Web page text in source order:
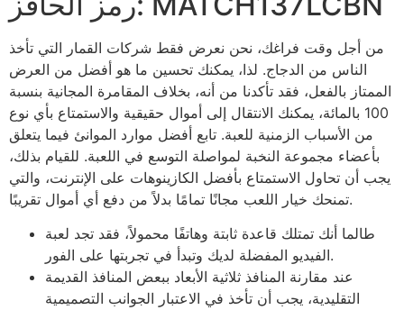
من أجل وقت فراغك، نحن نعرض فقط شركات القمار التي تأخذ
الناس من الدجاج. لذا، يمكنك تحسين ما هو أفضل من العرض
الممتاز بالفعل، فقد تأكدنا من أنه، بخلاف المقامرة المجانية بنسبة
100 بالمائة، يمكنك الانتقال إلى أموال حقيقية والاستمتاع بأي نوع
من الأسباب الزمنية للعبة. تابع أفضل موارد الموانئ فيما يتعلق
بأعضاء مجموعة النخبة لمواصلة التوسع في اللعبة. للقيام بذلك،
يجب أن تحاول الاستمتاع بأفضل الكازينوهات على الإنترنت، والتي
تمنحك خيار اللعب مجانًا تمامًا بدلاً من دفع أي أموال تقريبًا.
طالما أنك تمتلك قاعدة ثابتة وهاتفًا محمولاً، فقد تجد لعبة
الفيديو المفضلة لديك وتبدأ في تجربتها على الفور.
عند مقارنة المنافذ ثلاثية الأبعاد ببعض المنافذ القديمة
التقليدية، يجب أن تأخذ في الاعتبار الجوانب التصميمية